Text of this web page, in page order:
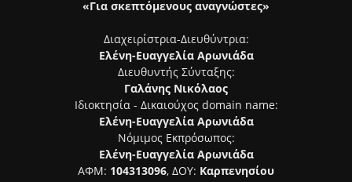
«Για σκεπτόμενους αναγνώστες»
Διαχειρίστρια-Διευθύντρια:
Ελένη-Ευαγγελία Αρωνιάδα
Διευθυντής Σύνταξης:
Γαλάνης Νικόλαος
Ιδιοκτησία - Δικαιούχος domain name:
Ελένη-Ευαγγελία Αρωνιάδα
Νόμιμος Εκπρόσωπος:
Ελένη-Ευαγγελία Αρωνιάδα
ΑΦΜ: 104313096, ΔΟΥ: Καρπενησίου